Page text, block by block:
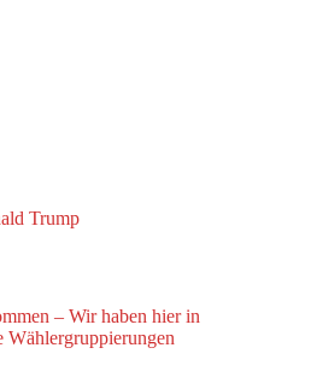
Trump
– Wir haben hier in
Wählergruppierungen